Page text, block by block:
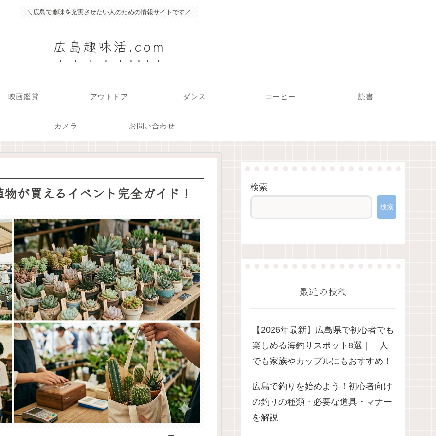
＼広島で趣味を充実させたい人のための情報サイトです／
広島趣味活.com
映画鑑賞 アウトドア ダンス コーヒー 読書
カメラ お問い合わせ
が買えるイベント完全ガイド！ 検索
検索
最近の投稿
【2026年最新】広島県で初心者でも
楽しめる海釣りスポット8選｜一人
でも家族やカップルにもおすすめ！
広島で釣りを始めよう！初心者向け
の釣りの種類・必要な道具・マナー
を解説